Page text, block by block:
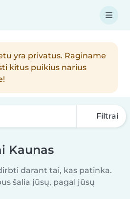
yra privatus. Raginame
kitus puikius narius
Filtrai
Kaunas
darant tai, kas patinka.
šalia jūsų, pagal jūsų